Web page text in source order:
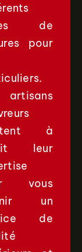
de
pour
artisans
à
leur
vous
un
de